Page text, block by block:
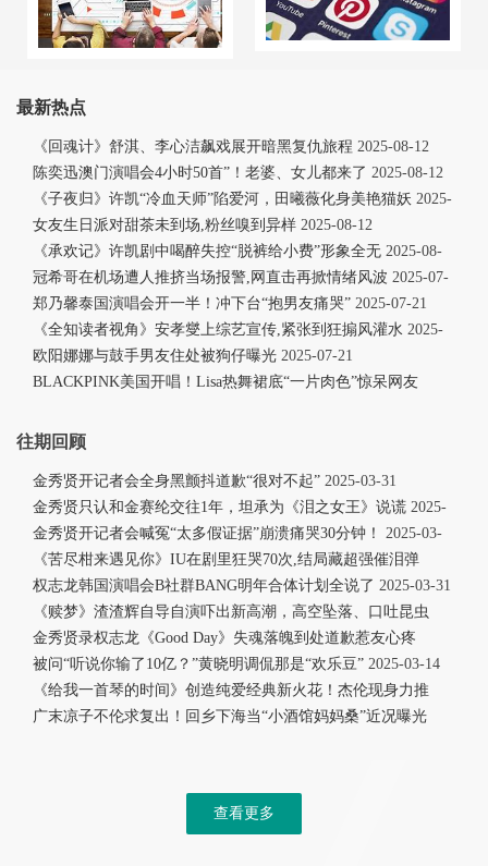
最新热点
《回魂计》舒淇、李心洁飙戏展开暗黑复仇旅程 2025-08-12
陈奕迅澳门演唱会4小时50首”！老婆、女儿都来了 2025-08-12
《子夜归》许凯“冷血天师”陷爱河，田曦薇化身美艳猫妖 2025-
08-12
女友生日派对甜茶未到场,粉丝嗅到异样 2025-08-12
《承欢记》许凯剧中喝醉失控“脱裤给小费”形象全无 2025-08-
12
冠希哥在机场遭人推挤当场报警,网直击再掀情绪风波 2025-07-
21
郑乃馨泰国演唱会开一半！冲下台“抱男友痛哭” 2025-07-21
《全知读者视角》安孝燮上综艺宣传,紧张到狂搧风灌水 2025-
07-21
欧阳娜娜与鼓手男友住处被狗仔曝光 2025-07-21
BLACKPINK美国开唱！Lisa热舞裙底“一片肉色”惊呆网友
往期回顾
金秀贤开记者会全身黑颤抖道歉“很对不起” 2025-03-31
金秀贤只认和金赛纶交往1年，坦承为《泪之女王》说谎 2025-
03-31
金秀贤开记者会喊冤“太多假证据”崩溃痛哭30分钟！ 2025-03-
31
《苦尽柑来遇见你》IU在剧里狂哭70次,结局藏超强催泪弹
2025-03-31
权志龙韩国演唱会B社群BANG明年合体计划全说了 2025-03-31
《赎梦》渣渣辉自导自演吓出新高潮，高空坠落、口吐昆虫
2025-03-14
金秀贤录权志龙《Good Day》失魂落魄到处道歉惹友心疼
2025-03-14
被问“听说你输了10亿？”黄晓明调侃那是“欢乐豆” 2025-03-14
《给我一首琴的时间》创造纯爱经典新火花！杰伦现身力推
2025-03-14
广末凉子不伦求复出！回乡下海当“小酒馆妈妈桑”近况曝光
查看更多